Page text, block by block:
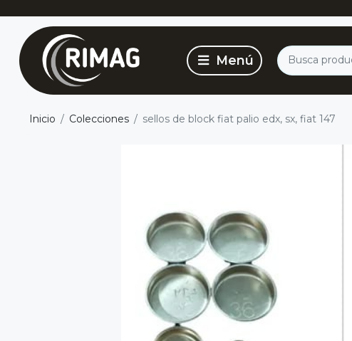
Inicio Colecciones sellos de block fiat palio edx, sx, fiat 147